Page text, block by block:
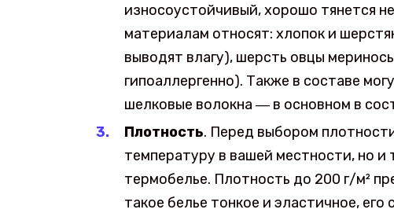
износоустойчивый, хорошо тянется
материалам относят: хлопок и
выводят влагу), шерсть овцы
гипоаллергенно). Также в составе
шелковые волокна ― в основном в
Плотность. Перед выбором
температуру в вашей местности, но и
термобелье. Плотность до 200 г/м²
такое белье тонкое и эластичное, его